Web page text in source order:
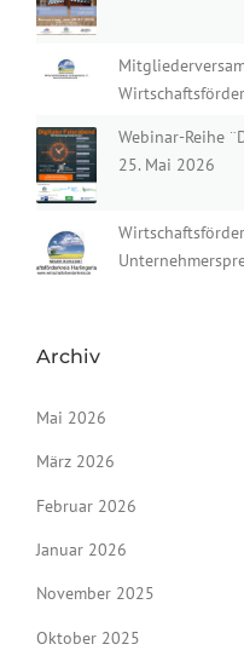
Webinar-Reihe
25. Mai 2026
Archiv
Mai 2026
März 2026
Februar 2026
Januar 2026
November 2025
Oktober 2025